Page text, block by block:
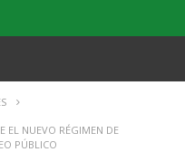
EL NUEVO RÉGIMEN DE
PÚBLICO